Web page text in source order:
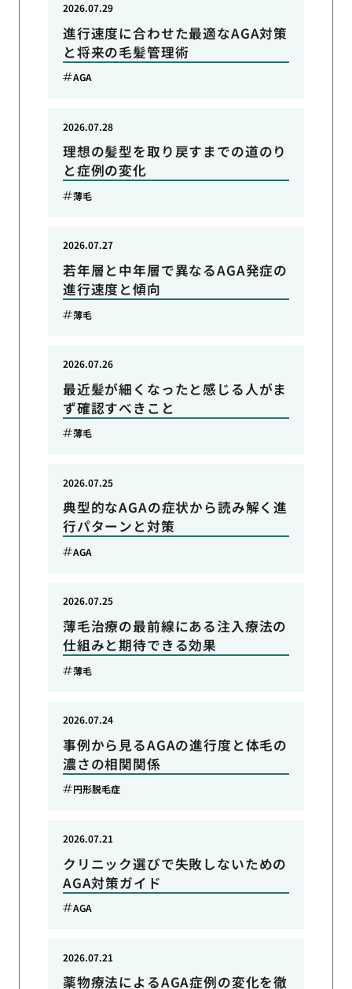
進行速度に合わせた最適なAGA対策
と将来の毛髪管理術
2026.07.29
AGA
理想の髪型を取り戻すまでの道のり
と症例の変化
2026.07.28
薄毛
若年層と中年層で異なるAGA発症の
進行速度と傾向
2026.07.27
薄毛
最近髪が細くなったと感じる人がま
ず確認すべきこと
2026.07.26
薄毛
典型的なAGAの症状から読み解く進
行パターンと対策
2026.07.25
AGA
薄毛治療の最前線にある注入療法の
仕組みと期待できる効果
2026.07.25
薄毛
事例から見るAGAの進行度と体毛の
濃さの相関関係
2026.07.24
円形脱毛症
クリニック選びで失敗しないための
AGA対策ガイド
2026.07.21
AGA
薬物療法によるAGA症例の変化を徹
2026.07.21